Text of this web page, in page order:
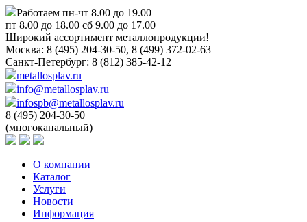
Работаем пн-чт 8.00 до 19.00
пт 8.00 до 18.00 сб 9.00 до 17.00
Широкий ассортимент металлопродукции!
Москва: 8 (495) 204-30-50, 8 (499) 372-02-63
Санкт-Петербург: 8 (812) 385-42-12
metallosplav.ru
info@metallosplav.ru
infospb@metallosplav.ru
8 (495) 204-30-50
(многоканальный)
О компании
Каталог
Услуги
Новости
Информация